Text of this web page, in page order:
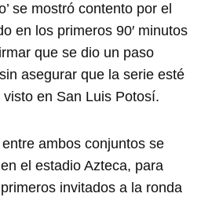
se mostró contento por el
en los primeros 90′ minutos
que se dio un paso
asegurar que la serie esté
en San Luis Potosí.
ambos conjuntos se
el estadio Azteca, para
invitados a la ronda